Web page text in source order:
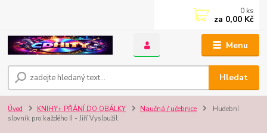
Menu
Hledat
0 ks
za 0,00 Kč
Úvod KNIHY+ PŘÁNÍ DO OBÁLKY Naučná / učebnice
Hudební
slovník pro každého II - Jiří Vysloužil